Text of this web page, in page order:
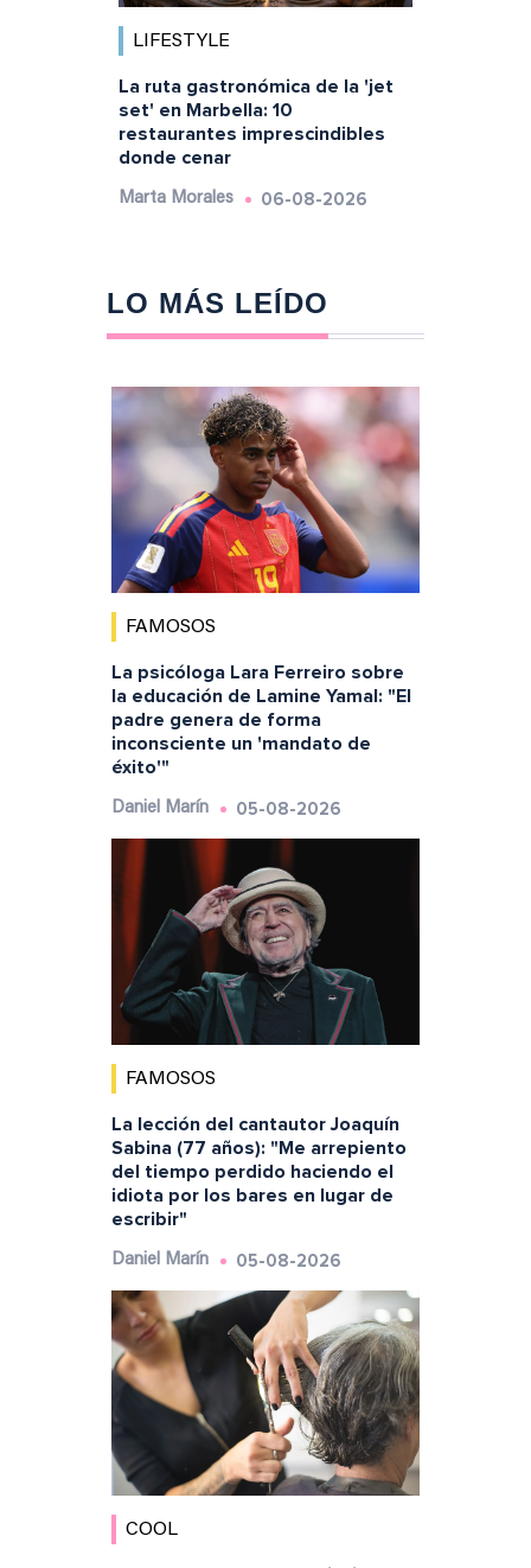
LIFESTYLE
La ruta gastronómica de la 'jet
set' en Marbella: 10
restaurantes imprescindibles
donde cenar
Marta Morales 06-08-2026
LO MÁS LEÍDO
FAMOSOS
La psicóloga Lara Ferreiro sobre
la educación de Lamine Yamal: "El
padre genera de forma
inconsciente un 'mandato de
éxito'"
Daniel Marín 05-08-2026
FAMOSOS
La lección del cantautor Joaquín
Sabina (77 años): "Me arrepiento
del tiempo perdido haciendo el
idiota por los bares en lugar de
escribir"
Daniel Marín 05-08-2026
COOL